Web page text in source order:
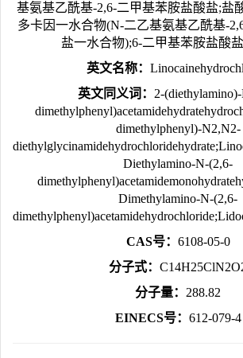
基氨基乙酰基-2,6-二甲基苯胺盐酸盐;盐
多卡因一水合物(N-二乙基氨基乙酰基-
盐一水合物);6-二甲基苯胺盐酸
英文名称：
英文同义词： 2-
dimethylphenyl)-N2,N2-
Diethylamino-N-(2,6-
Dimethylamino-N-(2,6-
CAS号： 6108-05-0
分子式：
分子量： 288.82
EINECS号： 612-079-4